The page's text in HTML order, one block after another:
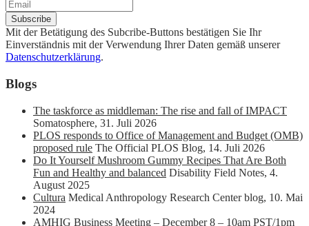
Mit der Betätigung des Subcribe-Buttons bestätigen Sie Ihr
Einverständnis mit der Verwendung Ihrer Daten gemäß unserer
Datenschutzerklärung.
Blogs
The taskforce as middleman: The rise and fall of IMPACT
Somatosphere, 31. Juli 2026
PLOS responds to Office of Management and Budget (OMB)
proposed rule The Official PLOS Blog, 14. Juli 2026
Do It Yourself Mushroom Gummy Recipes That Are Both
Fun and Healthy and balanced Disability Field Notes, 4.
August 2025
Cultura Medical Anthropology Research Center blog, 10. Mai
2024
AMHIG Business Meeting – December 8 – 10am PST/1pm